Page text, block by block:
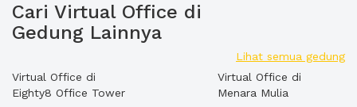
Cari Virtual Office di
Gedung Lainnya
Lihat semua gedung
Virtual Office di
Eighty8 Office Tower
Virtual Office di
Menara Mulia